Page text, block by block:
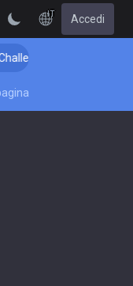
IT Accedi
Coaching